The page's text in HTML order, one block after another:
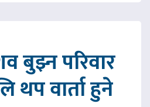
बुझ्न परिवार
थप वार्ता हुने